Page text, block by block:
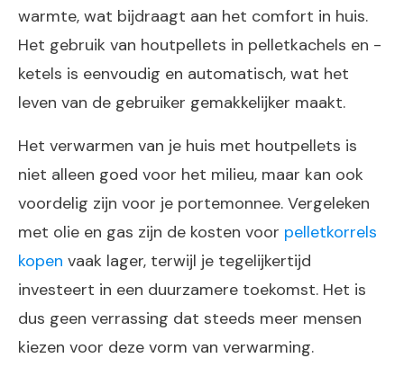
warmte, wat bijdraagt aan het comfort in huis.
Het gebruik van houtpellets in pelletkachels en -
ketels is eenvoudig en automatisch, wat het
leven van de gebruiker gemakkelijker maakt.
Het verwarmen van je huis met houtpellets is
niet alleen goed voor het milieu, maar kan ook
voordelig zijn voor je portemonnee. Vergeleken
met olie en gas zijn de kosten voor pelletkorrels
kopen vaak lager, terwijl je tegelijkertijd
investeert in een duurzamere toekomst. Het is
dus geen verrassing dat steeds meer mensen
kiezen voor deze vorm van verwarming.